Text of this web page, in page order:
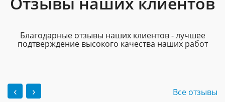
Благодарные отзывы наших клиентов - лучшее
подтверждение высокого качества наших работ
‹ › Все отзывы